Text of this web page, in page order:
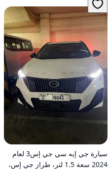
سيارة جي إيه سي جي إس3 لعام
2024 سعة 1.5 لتر، طراز جي إس،